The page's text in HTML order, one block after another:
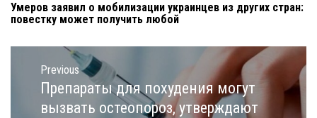
Умеров заявил о мобилизации украинцев из других стран:
повестку может получить любой
Навигация
записям
Previous
Previous
post:
Препараты для похудения могут
вызвать остеопороз, утверждают